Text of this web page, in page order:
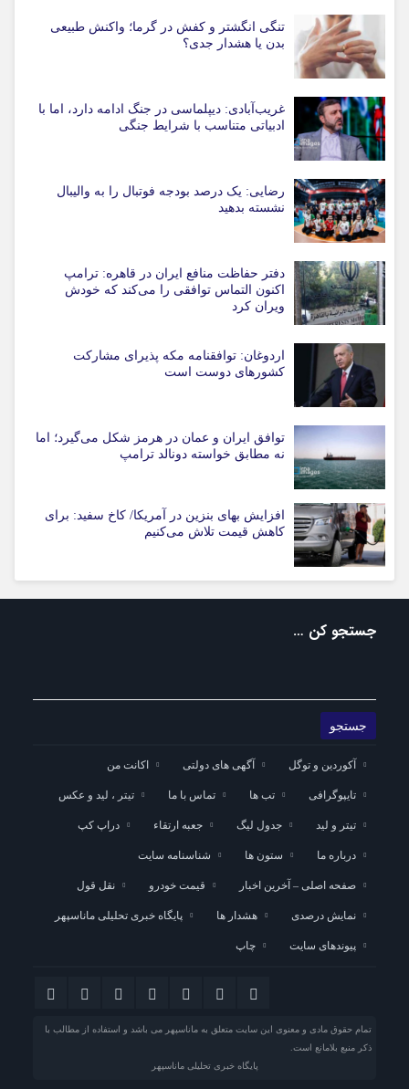
تنگی انگشتر و کفش در گرما؛ واکنش طبیعی
بدن یا هشدار جدی؟
غریب‌آبادی: دیپلماسی در جنگ ادامه دارد، اما با
ادبیاتی متناسب با شرایط جنگی
رضایی: یک درصد بودجه فوتبال را به والیبال
نشسته بدهید
دفتر حفاظت منافع ایران در قاهره: ترامپ
اکنون التماس توافقی را می‌کند که خودش
ویران کرد
اردوغان: توافقنامه مکه پذیرای مشارکت
کشورهای دوست است
توافق ایران و عمان در هرمز شکل می‌گیرد؛ اما
نه مطابق خواسته دونالد ترامپ
افزایش بهای بنزین در آمریکا/ کاخ سفید: برای
کاهش قیمت تلاش می‌کنیم
جستجو کن …
آکوردین و توگل آگهی های دولتی اکانت من
تایپوگرافی تب ها تماس با ما تیتر ، لید و عکس
تیتر و لید جدول لیگ جعبه ارتقاء دراپ کپ
درباره ما ستون ها شناسنامه سایت
صفحه اصلی – آخرین اخبار قیمت خودرو نقل قول
نمایش درصدی هشدار ها پایگاه خبری تحلیلی ماناسپهر
پیوندهای سایت چاپ
تمام حقوق مادی و معنوی این سایت متعلق به ماناسپهر می باشد و استفاده از مطالب با
ذکر منبع بلامانع است.
پایگاه خبری تحلیلی ماناسپهر